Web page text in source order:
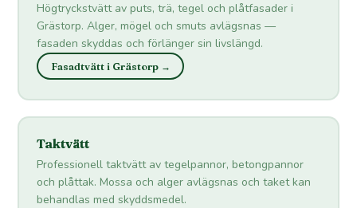
Högtryckstvätt av puts, trä, tegel och plåtfasader i
Grästorp. Alger, mögel och smuts avlägsnas —
fasaden skyddas och förlänger sin livslängd.
Fasadtvätt i Grästorp →
Taktvätt
Professionell taktvätt av tegelpannor, betongpannor
och plåttak. Mossa och alger avlägsnas och taket kan
behandlas med skyddsmedel.